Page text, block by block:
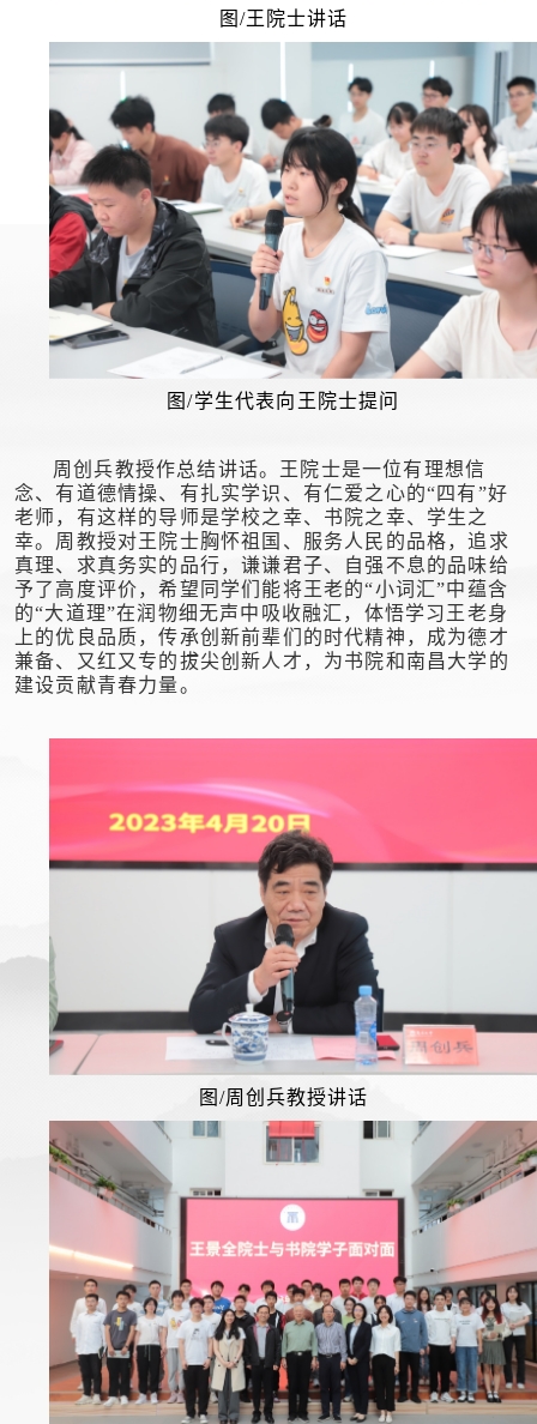
图/王院士讲话
图/学生代表向王院士提问
周创兵教授作总结讲话。王院士是一位有理想信
念、有道德情操、有扎实学识、有仁爱之心的“四有”好
老师，有这样的导师是学校之幸、书院之幸、学生之
幸。周教授对王院士胸怀祖国、服务人民的品格，追求
真理、求真务实的品行，谦谦君子、自强不息的品味给
予了高度评价，希望同学们能将王老的“小词汇”中蕴含
的“大道理”在润物细无声中吸收融汇，体悟学习王老身
上的优良品质，传承创新前辈们的时代精神，成为德才
兼备、又红又专的拔尖创新人才，为书院和南昌大学的
建设贡献青春力量。
图/周创兵教授讲话